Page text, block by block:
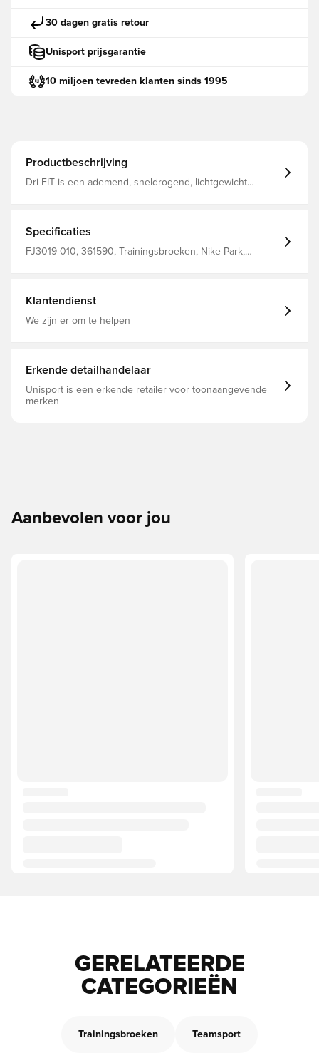
30 dagen gratis retour
Unisport prijsgarantie
10 miljoen tevreden klanten sinds 1995
Productbeschrijving
Dri-FIT is een ademend, sneldrogend, lichtgewicht
worden opgeborgen Elastische tailleband met trekkoord,
zodat je de pasvorm eenvoudig kunt verstellen Normale
pasvorm Gemaakt van 100% polyester.
Specificaties
FJ3019-010, 361590, Trainingsbroeken, Nike Park,
Klantendienst
We zijn er om te helpen
Erkende detailhandelaar
Unisport is een erkende retailer voor toonaangevende
merken
Aanbevolen voor jou
GERELATEERDE
CATEGORIEËN
Trainingsbroeken Teamsport